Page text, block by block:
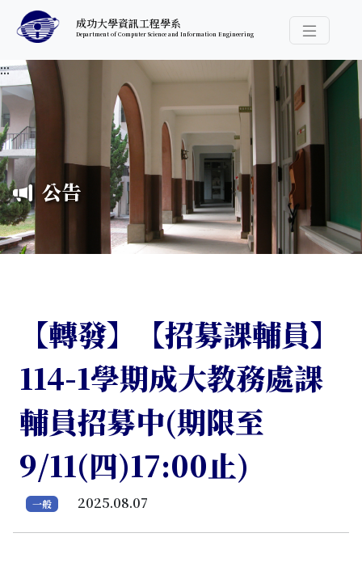
跳至中央內容區塊
成功大學資訊工程學系
Department of Computer Science and Information Engineering
導覽選
:::
公告
【轉發】【招募課輔員】
114-1學期成大教務處課
輔員招募中(期限至
9/11(四)17:00止)
一般 2025.08.07